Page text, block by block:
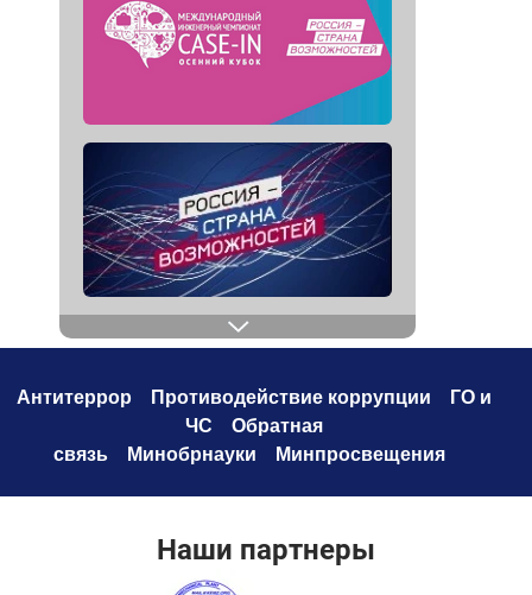
Антитеррор Противодействие коррупции
ГО и
ЧС
Обратная
связь
Минобрнауки Минпросвещения
Наши партнеры